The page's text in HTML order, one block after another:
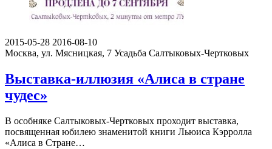
2015-05-28 2016-08-10
Москва, ул. Мясницкая, 7 Усадьба Салтыковых-Чертковых
Выставка-иллюзия «Алиса в стране
чудес»
В особняке Салтыковых-Чертковых проходит выставка,
посвященная юбилею знаменитой книги Льюиса Кэрролла
«Алиса в Стране…